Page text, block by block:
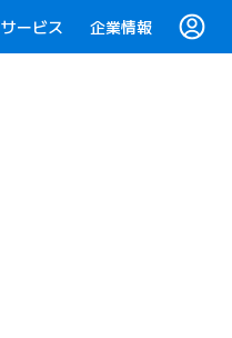
サービス 企業情報